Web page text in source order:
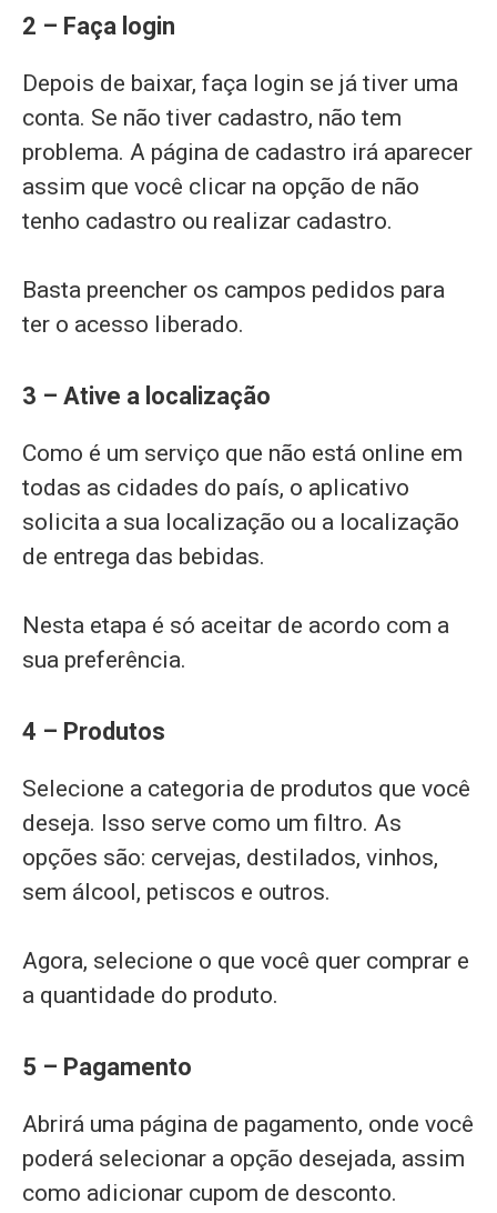
2 – Faça login
Depois de baixar, faça login se já tiver uma
conta. Se não tiver cadastro, não tem
problema. A página de cadastro irá aparecer
assim que você clicar na opção de não
tenho cadastro ou realizar cadastro.
Basta preencher os campos pedidos para
ter o acesso liberado.
3 – Ative a localização
Como é um serviço que não está online em
todas as cidades do país, o aplicativo
solicita a sua localização ou a localização
de entrega das bebidas.
Nesta etapa é só aceitar de acordo com a
sua preferência.
4 – Produtos
Selecione a categoria de produtos que você
deseja. Isso serve como um filtro. As
opções são: cervejas, destilados, vinhos,
sem álcool, petiscos e outros.
Agora, selecione o que você quer comprar e
a quantidade do produto.
5 – Pagamento
Abrirá uma página de pagamento, onde você
poderá selecionar a opção desejada, assim
como adicionar cupom de desconto.